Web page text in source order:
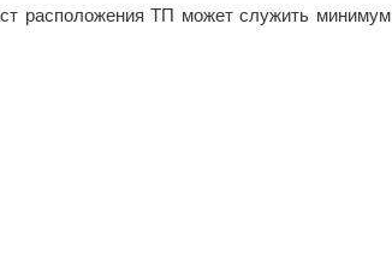
расположения ТП может служить